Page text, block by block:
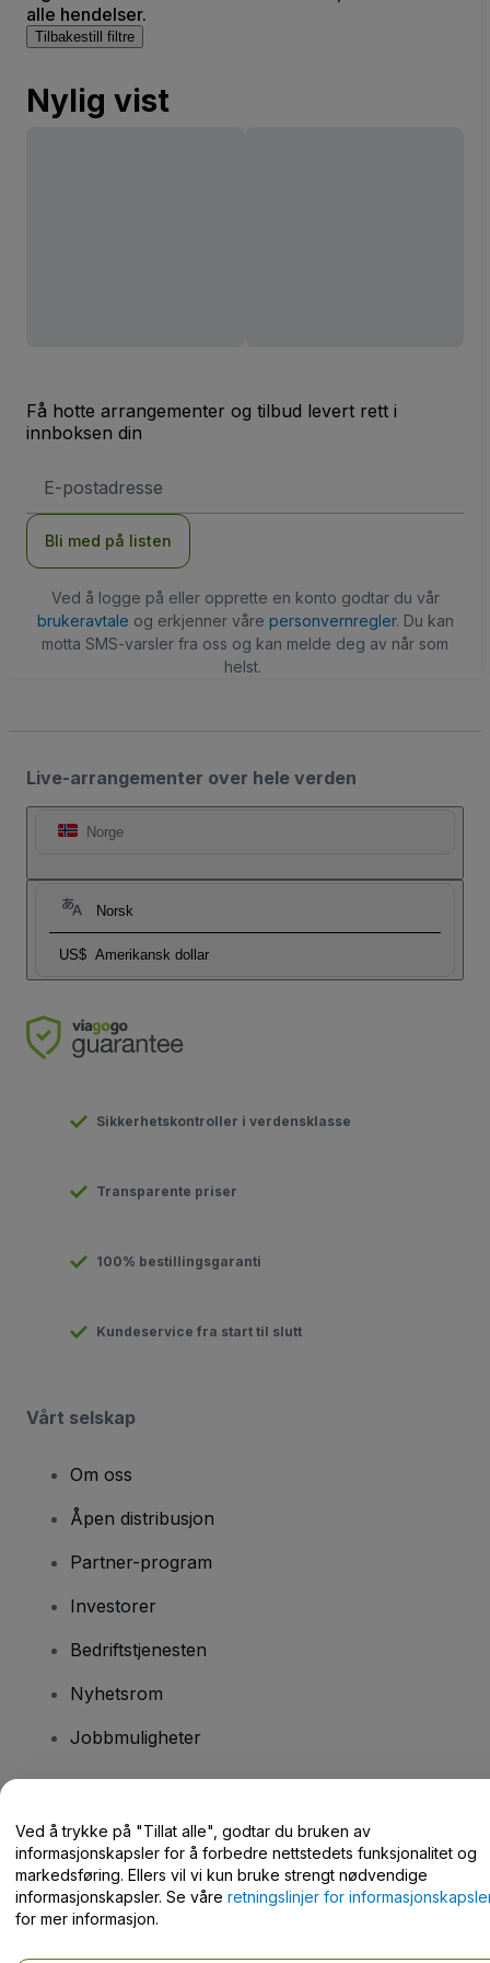
alle hendelser.
Tilbakestill filtre
Nylig vist
Få hotte arrangementer og tilbud levert rett i
innboksen din
postadresse
Bli med på listen
Ved å logge på eller opprette en konto godtar du vår
brukeravtale og erkjenner våre personvernregler. Du kan
motta SMS-varsler fra oss og kan melde deg av når som
helst.
Live-arrangementer over hele verden
Norge
Norsk
US$ Amerikansk dollar
Sikkerhetskontroller i verdensklasse
Transparente priser
100% bestillingsgaranti
Kundeservice fra start til slutt
Vårt selskap
Om oss
Åpen distribusjon
Partner-program
Investorer
Bedriftstjenesten
Nyhetsrom
Jobbmuligheter
Hjelpesenter / kontakt oss
Ved å trykke på "Tillat alle", godtar du bruken av
informasjonskapsler for å forbedre nettstedets funksjonalitet og
markedsføring. Ellers vil vi kun bruke strengt nødvendige
informasjonskapsler. Se våre retningslinjer for
for mer informasjon.